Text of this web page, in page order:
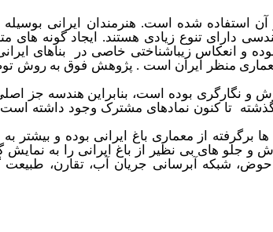
استفاده شده است. هنرمندان ایرانی بوسیله
دارای تنوع زیادی هستند. ایجاد گونه های
و انعکاس زیباشناختی خاصی در بناهای
منظر ایران است . پژوهش فوق به روش
و نگارگری بوده است، بنابراین هندسه جز
تا کنون نمادهای مشترک وجود داشته است
ها برگرفته از معماری باغ ایرانی بوده و بیشتر
و جلو های بی نظیر از باغ ایرانی را به نمایش
حوض، شبکه آبرسانی جریان آب، تقارن، طبیعت